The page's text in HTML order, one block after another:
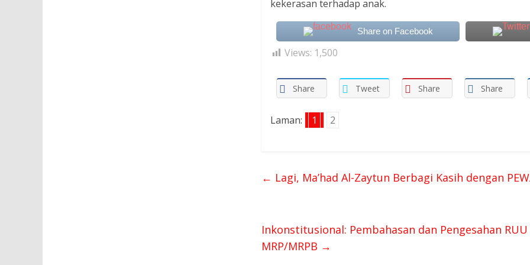
kekerasan terhadap anak.
Share on Facebook
Views: 1,500
Share Tweet Share Share
Laman: 1 2
← Lagi, Ma’had Al-Zaytun Berbagi Kasih dengan
Inkonstitusional: Pembahasan dan Pengesahan
MRP/MRPB →